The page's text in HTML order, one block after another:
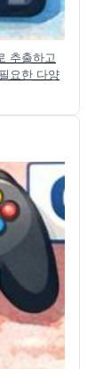
추출하고
요한 다양